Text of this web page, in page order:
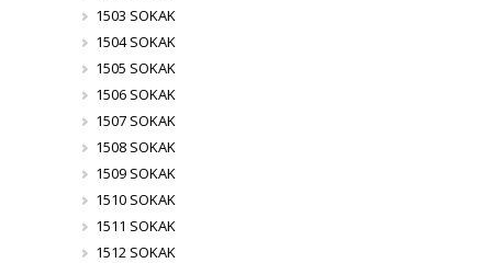
1503 SOKAK
1504 SOKAK
1505 SOKAK
1506 SOKAK
1507 SOKAK
1508 SOKAK
1509 SOKAK
1510 SOKAK
1511 SOKAK
1512 SOKAK